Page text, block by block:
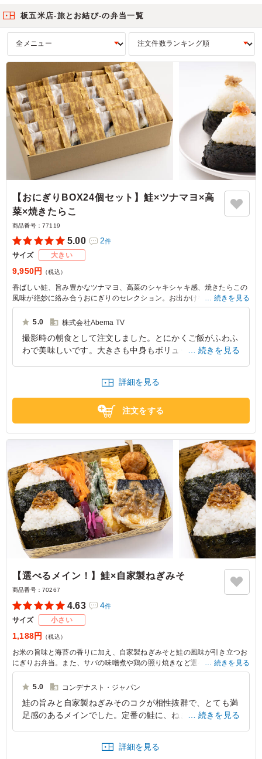
せ。 板五米店-旅とお結び-の弁当一覧
【おにぎりBOX24個セット】鮭×ツナマヨ×高
菜×焼きたらこ
商品番号： 77119
5.00 2件
サイズ 大きい
9,950円 （税込）
香ばしい鮭、旨み豊かなツナマヨ、高菜のシャキシャキ感、焼きたらこの
風味が絶妙に絡み合うおにぎりのセレクション。お出かけやピクニック、
友人との集まりにもぴったりな、バラエティ豊かな味わいが楽しめます。
続きを見る
5.0 株式会社Abema TV
撮影時の朝食として注文しました。とにかくご飯がふわふ
わで美味しいです。大きさも中身もボリューミーで、満足
東京都目黒区中目黒2026/04/30
続きを見る
詳細を見る
注文をする
【選べるメイン！】鮭×自家製ねぎみそ
商品番号： 70267
4.63 4件
サイズ 小さい
1,188円 （税込）
お米の旨味と海苔の香りに加え、自家製ねぎみそと鮭の風味が引き立つお
にぎりお弁当。また、サバの味噌煮や鶏の照り焼きなど選べるメインが魅
力。ロケやイベントにぴったり！是非、お試しください。
き」か「豚の生姜焼き」からお選びいただけます。下記プルダウンよりお
選びください。(画像は「サバの味噌煮」)
続きを見る
5.0 コンデナスト・ジャパン
鮭の旨みと自家製ねぎみそのコクが相性抜群で、とても満
足感のあるメインでした。定番の鮭に、ねぎみその風味が
続きを見る
詳細を見る